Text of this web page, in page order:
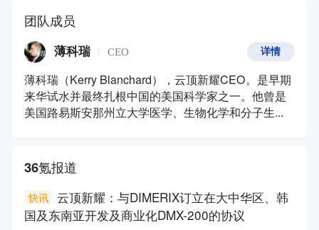
团队成员
薄科瑞 CEO
薄科瑞（Kerry Blanchard），云顶新耀CEO。是早期
来华试水并最终扎根中国的美国科学家之一。他曾是
美国路易斯安那州立大学医学、生物化学和分子生...
详情
36氪报道
云顶新耀：与DIMERIX订立在大中华区、韩
国及东南亚开发及商业化DMX-200的协议
快讯